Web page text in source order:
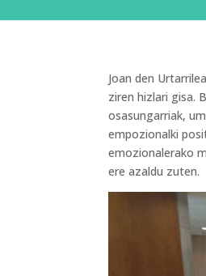
Joan den
ziren hizlari gisa.
osasungarriak,
empozionalki
emozionalerako
ere azaldu zuten.